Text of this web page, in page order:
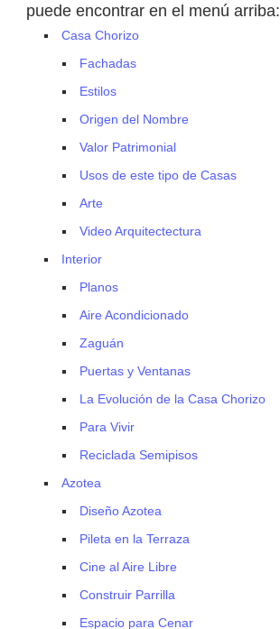
puede encontrar en el menú arriba:
Casa Chorizo
Fachadas
Estilos
Origen del Nombre
Valor Patrimonial
Usos de este tipo de Casas
Arte
Video Arquitectectura
Interior
Planos
Aire Acondicionado
Zaguán
Puertas y Ventanas
La Evolución de la Casa Chorizo
Para Vivir
Reciclada Semipisos
Azotea
Diseño Azotea
Pileta en la Terraza
Cine al Aire Libre
Construir Parrilla
Espacio para Cenar